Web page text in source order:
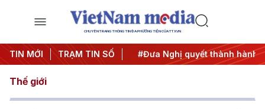
CHUYÊN TRANG THÔNG TIN ĐA PHƯƠNG TIỆN CỦA TTXVN
TIN MỚI TRẠM TIN SỐ
ương 3 #APEC 2027 #Đưa Nghị quyết thành hành
Thế giới